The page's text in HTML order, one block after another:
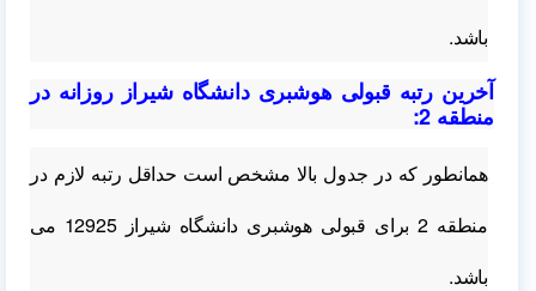
باشد.
آخرین رتبه قبولی هوشبری دانشگاه شیراز روزانه در
منطقه 2:
همانطور که در جدول بالا مشخص است حداقل رتبه لازم در
منطقه 2
برای قبولی هوشبری دانشگاه شیراز 12925 می
باشد.